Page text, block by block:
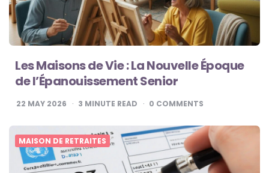
Les Maisons de Vie : La Nouvelle Époque
de l’Épanouissement Senior
22 MAY 2026 3 MINUTE READ 0 COMMENTS
MAISON DE RETRAITES